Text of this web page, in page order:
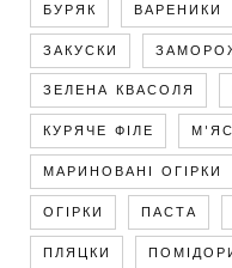
БУРЯК ВАРЕНИКИ
ЗАКУСКИ
ЗЕЛЕНА КВАСОЛЯ
КУРЯЧЕ ФІЛЕ
МАРИНОВАНІ ОГІРКИ
ОГІРКИ ПАСТА
ПЛЯЦКИ